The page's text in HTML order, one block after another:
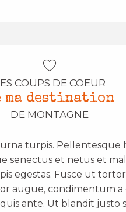
COUPS DE COEUR
ma destination
DE MONTAGNE
turpis. Pellentesque
senectus et netus et
egestas. Fusce ut
augue, condimentum
ante. Ut blandit justo